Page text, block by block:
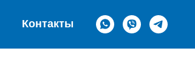
Контакты